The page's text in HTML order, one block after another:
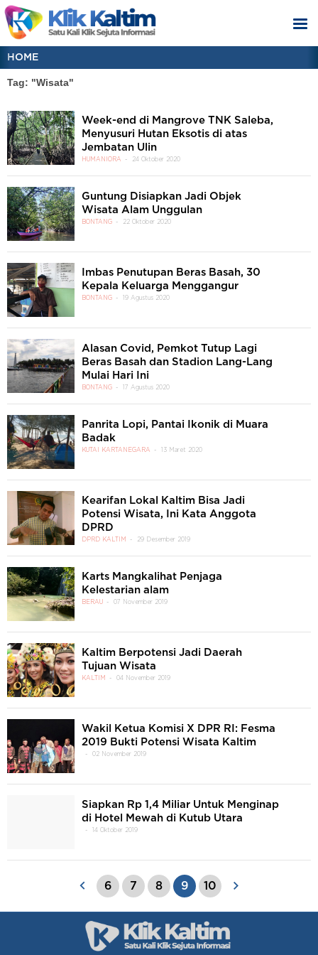
HOME
Tag: "Wisata"
Week-end di Mangrove TNK Saleba,
Menyusuri Hutan Eksotis di atas
Jembatan Ulin
HUMANIORA 24 Oktober 2020
Guntung Disiapkan Jadi Objek
Wisata Alam Unggulan
BONTANG 22 Oktober 2020
Imbas Penutupan Beras Basah, 30
Kepala Keluarga Menggangur
BONTANG 19 Agustus 2020
Alasan Covid, Pemkot Tutup Lagi
Beras Basah dan Stadion Lang-Lang
Mulai Hari Ini
BONTANG 17 Agustus 2020
Panrita Lopi, Pantai Ikonik di Muara
Badak
KUTAI KARTANEGARA 13 Maret 2020
Kearifan Lokal Kaltim Bisa Jadi
Potensi Wisata, Ini Kata Anggota
DPRD
DPRD KALTIM 29 Desember 2019
Karts Mangkalihat Penjaga
Kelestarian alam
BERAU 07 November 2019
Kaltim Berpotensi Jadi Daerah
Tujuan Wisata
KALTIM 04 November 2019
Wakil Ketua Komisi X DPR RI: Fesma
2019 Bukti Potensi Wisata Kaltim
02 November 2019
Siapkan Rp 1,4 Miliar Untuk Menginap
di Hotel Mewah di Kutub Utara
14 Oktober 2019
6 7 8 9 10